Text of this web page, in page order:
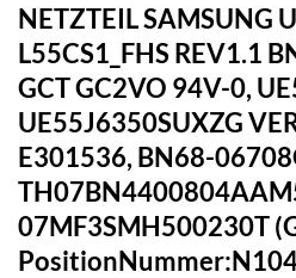
NETZTEIL SAMSUNG
L55CS1_FHS REV1.1
GCT GC2VO 94V-0,
UE55J6350SUXZG
E301536, BN68-
07MF3SMH500230T